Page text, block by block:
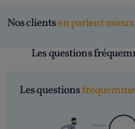
Nos clientsen parlent mieux
Les questions
Les questions